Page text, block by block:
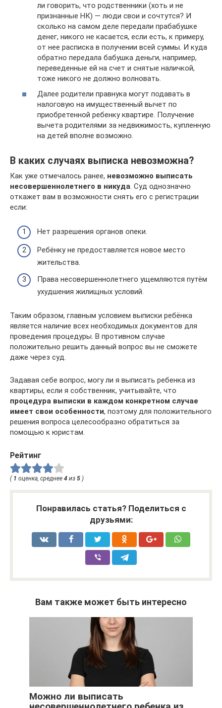
ли говорить, что родственники (хоть и не
признанные НК) — люди свои и сочтутся? И
сколько на самом деле передали прабабушке
денег, никого не касается, если есть, к примеру,
от нее расписка в получении всей суммы. И куда
обратно передала бабушка деньги, например,
переведенные ей на счет и снятые наличкой,
тоже никого не должно волновать.
Далее родители правнука могут подавать в
налоговую на имущественный вычет по
приобретенной ребенку квартире. Получение
вычета родителями за недвижимость, купленную
на детей вполне возможно.
В каких случаях выписка невозможна?
Как уже отмечалось ранее, невозможно выписать
несовершеннолетнего в никуда. Суд однозначно
откажет вам в возможности снять его с регистрации
если:
Нет разрешения органов опеки.
Ребёнку не предоставляется новое место
жительства.
Права несовершеннолетнего ущемляются путём
ухудшения жилищных условий.
Таким образом, главным условием выписки ребёнка
является наличие всех необходимых документов для
проведения процедуры. В противном случае
положительно решить данный вопрос вы не сможете
даже через суд.
Задавая себе вопрос, могу ли я выписать ребенка из
квартиры, если я собственник, учитывайте, что
процедура выписки в каждом конкретном случае
имеет свои особенности, поэтому для положительного
решения вопроса целесообразно обратиться за
помощью к юристам.
Рейтинг
( 1 оценка, среднее 4 из 5 )
Понравилась статья? Поделиться с
друзьями:
Вам также может быть интересно
Можно ли выписать